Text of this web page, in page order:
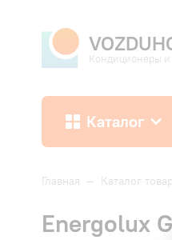
Кондиционеры и
Каталог
Главная — Каталог
Energolux